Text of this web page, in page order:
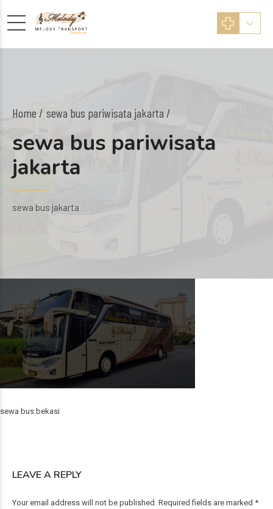
Home sewa bus pariwisata jakarta /
sewa bus pariwisata
jakarta
sewa bus jakarta
sewa bus bekasi
LEAVE A REPLY
Your email address will not be published. Required fields are marked *